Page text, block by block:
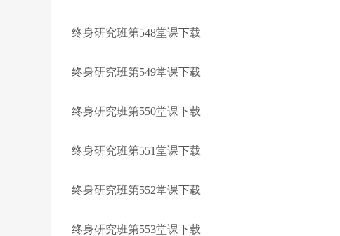
终身研究班第548堂课下载
终身研究班第549堂课下载
终身研究班第550堂课下载
终身研究班第551堂课下载
终身研究班第552堂课下载
终身研究班第553堂课下载